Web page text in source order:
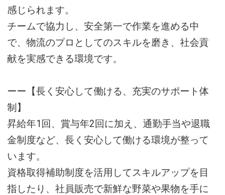
感じられます。
チームで協力し、安全第一で作業を進める中
で、物流のプロとしてのスキルを磨き、社会貢
献を実感できる環境です。
ーー【長く安心して働ける、充実のサポート体
制】
昇給年1回、賞与年2回に加え、通勤手当や退職
金制度など、長く安心して働ける環境が整って
います。
資格取得補助制度を活用してスキルアップを目
指したり、社員販売で新鮮な野菜や果物を手に